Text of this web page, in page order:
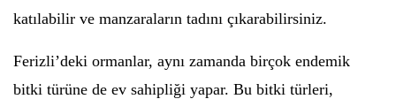
katılabilir ve manzaraların tadını çıkarabilirsiniz.
Ferizli’deki ormanlar, aynı zamanda birçok endemik
bitki türüne de ev sahipliği yapar. Bu bitki türleri,